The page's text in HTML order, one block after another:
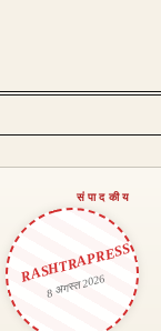
RASHTRAPRESS
8 अगस्त 2026